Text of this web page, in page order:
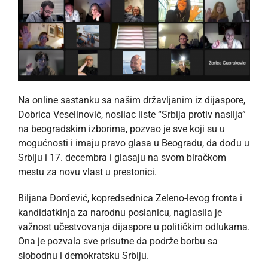
Na online sastanku sa našim državljanim iz dijaspore,
Dobrica Veselinović, nosilac liste “Srbija protiv nasilja”
na beogradskim izborima, pozvao je sve koji su u
mogućnosti i imaju pravo glasa u Beogradu, da dođu u
Srbiju i 17. decembra i glasaju na svom biračkom
mestu za novu vlast u prestonici.
Biljana Đorđević, kopredsednica Zeleno-levog fronta i
kandidatkinja za narodnu poslanicu, naglasila je
važnost učestvovanja dijaspore u političkim odlukama.
Ona je pozvala sve prisutne da podrže borbu sa
slobodnu i demokratsku Srbiju.